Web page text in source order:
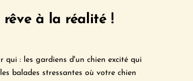
rêve à la réalité !
qui : les gardiens d'un chien excité qui
balades stressantes où votre chien